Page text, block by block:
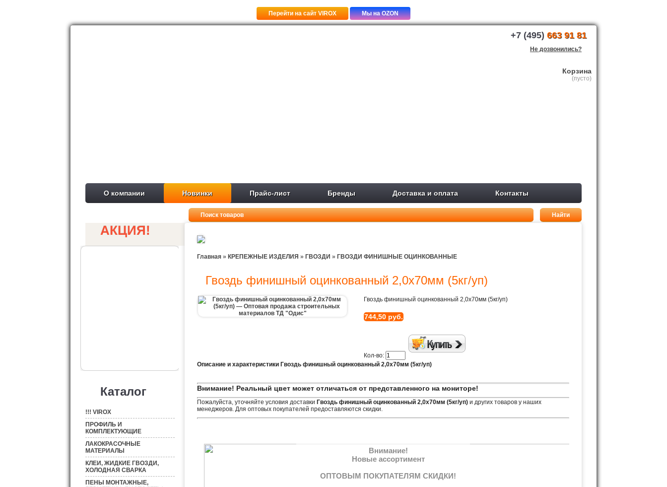
Перейти на сайт VIROX Мы на OZON
+7 (495) 663 91 81
Не дозвонились?
Корзина
(пусто)
О компании Новинки Прайс-лист Бренды Доставка и оплата Контакты
АКЦИЯ!
Каталог
!!! VIROX
ПРОФИЛЬ И
КОМПЛЕКТУЮЩИЕ
ЛАКОКРАСОЧНЫЕ
МАТЕРИАЛЫ
КЛЕИ, ЖИДКИЕ ГВОЗДИ,
ХОЛОДНАЯ СВАРКА
ПЕНЫ МОНТАЖНЫЕ,
Главная » КРЕПЕЖНЫЕ ИЗДЕЛИЯ » ГВОЗДИ » ГВОЗДИ ФИНИШНЫЕ ОЦИНКОВАННЫЕ
Гвоздь финишный оцинкованный 2,0х70мм (5кг/уп)
Гвоздь финишный оцинкованный 2,0х70мм (5кг/уп)
744,50 руб.
Кол-во:
Описание и характеристики Гвоздь финишный оцинкованный 2,0х70мм (5кг/уп)
Внимание! Реальный цвет может отличаться от представленного на мониторе!
Пожалуйста, уточняйте условия доставки Гвоздь финишный оцинкованный 2,0х70мм (5кг/уп) и других товаров у наших
менеджеров. Для оптовых покупателей предоставляются скидки.
Внимание!
Новые ассортимент
ОПТОВЫМ ПОКУПАТЕЛЯМ СКИДКИ!